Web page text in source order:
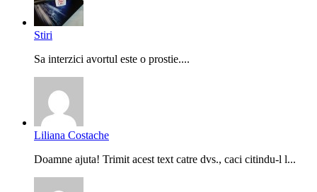
Stiri
Sa interzici avortul este o prostie....
Liliana Costache
Doamne ajuta! Trimit acest text catre dvs., caci citindu-l l...